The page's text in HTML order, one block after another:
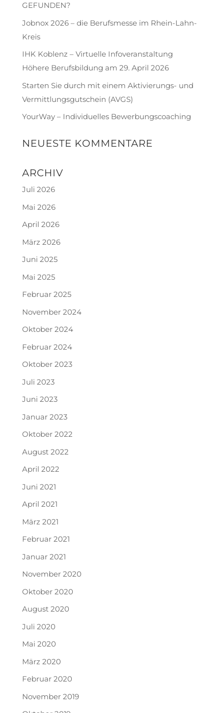
GEFUNDEN?
Jobnox 2026 – die Berufsmesse im Rhein-Lahn-
Kreis
IHK Koblenz – Virtuelle Infoveranstaltung
Höhere Berufsbildung am 29. April 2026
Starten Sie durch mit einem Aktivierungs- und
Vermittlungsgutschein (AVGS)
YourWay – Individuelles Bewerbungscoaching
NEUESTE KOMMENTARE
ARCHIV
Juli 2026
Mai 2026
April 2026
März 2026
Juni 2025
Mai 2025
Februar 2025
November 2024
Oktober 2024
Februar 2024
Oktober 2023
Juli 2023
Juni 2023
Januar 2023
Oktober 2022
August 2022
April 2022
Juni 2021
April 2021
März 2021
Februar 2021
Januar 2021
November 2020
Oktober 2020
August 2020
Juli 2020
Mai 2020
März 2020
Februar 2020
November 2019